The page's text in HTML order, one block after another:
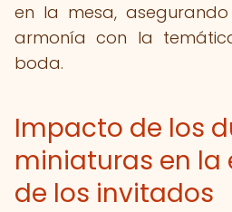
en la mesa,
armonía con la
boda.
Impacto de los
miniaturas en la
de los invitados